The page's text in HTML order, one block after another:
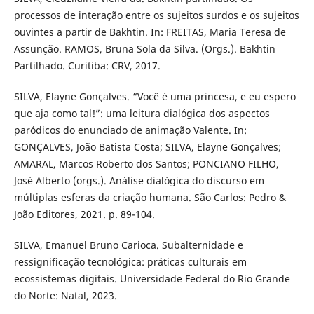
processos de interação entre os sujeitos surdos e os sujeitos
ouvintes a partir de Bakhtin. In: FREITAS, Maria Teresa de
Assunção. RAMOS, Bruna Sola da Silva. (Orgs.). Bakhtin
Partilhado. Curitiba: CRV, 2017.
SILVA, Elayne Gonçalves. “Você é uma princesa, e eu espero
que aja como tal!”: uma leitura dialógica dos aspectos
paródicos do enunciado de animação Valente. In:
GONÇALVES, João Batista Costa; SILVA, Elayne Gonçalves;
AMARAL, Marcos Roberto dos Santos; PONCIANO FILHO,
José Alberto (orgs.). Análise dialógica do discurso em
múltiplas esferas da criação humana. São Carlos: Pedro &
João Editores, 2021. p. 89-104.
SILVA, Emanuel Bruno Carioca. Subalternidade e
ressignificação tecnológica: práticas culturais em
ecossistemas digitais. Universidade Federal do Rio Grande
do Norte: Natal, 2023.